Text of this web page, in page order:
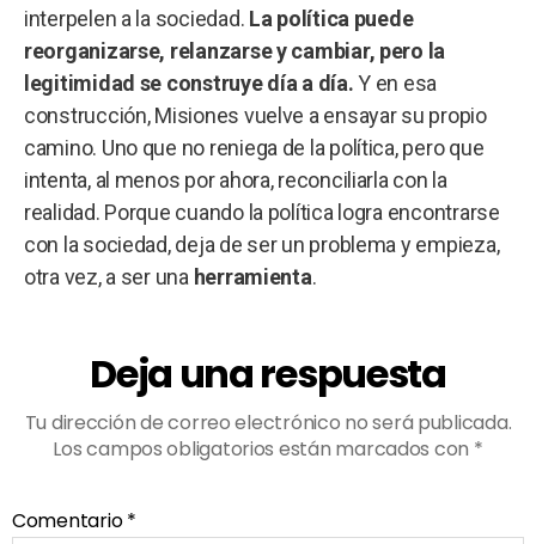
interpelen a la sociedad. La política puede
reorganizarse, relanzarse y cambiar, pero la
legitimidad se construye día a día.Y en esa
construcción, Misiones vuelve a ensayar su propio
camino. Uno que no reniega de la política, pero que
intenta, al menos por ahora, reconciliarla con la
realidad. Porque cuando la política logra encontrarse
con la sociedad, deja de ser un problema y empieza,
otra vez, a ser una herramienta.
Deja una respuesta
Tu dirección de correo electrónico no será publicada.
Los campos obligatorios están marcados con *
Comentario*